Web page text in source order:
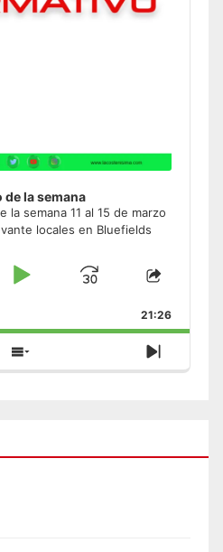
la semana
la semana 11 al 15 de marzo
locales en Bluefields
Play
Jump
Forward
Share
Episode
21:26
Show
Episodes
Next
Episode